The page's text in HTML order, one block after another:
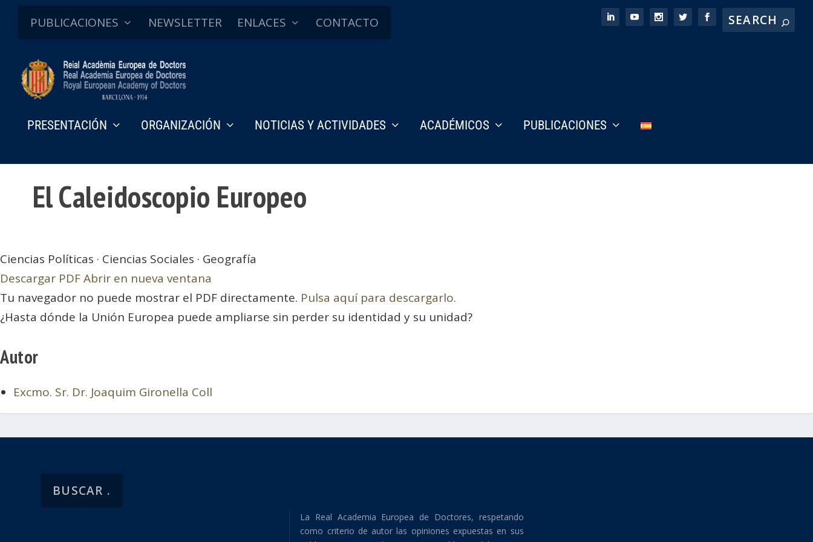
PUBLICACIONES NEWSLETTER ENLACES CONTACTO
PRESENTACIÓN ORGANIZACIÓN NOTICIAS Y ACTIVIDADES ACADÉMICOS PUBLICACIONES
Otras publicaciones
El Caleidoscopio Europeo
Ciencias Políticas · Ciencias Sociales · Geografía
Descargar PDFAbrir en nueva ventana
Tu navegador no puede mostrar el PDF directamente. Pulsa aquí para descargarlo.
¿Hasta dónde la Unión Europea puede ampliarse sin perder su identidad y su unidad?
Autor
Excmo. Sr. Dr. Joaquim Gironella Coll
La Real Academia Europea de Doctores, respetando
como criterio de autor las opiniones expuestas en sus